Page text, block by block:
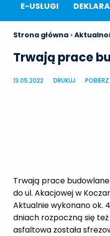
E-USŁUGI
Strona główna >
Trwają prace
13.05.2022 DRUKUJ
Trwają prace
do ul. Akacjowej w
Aktualnie wykonano ok.
dniach rozpoczną się
asfaltowa została